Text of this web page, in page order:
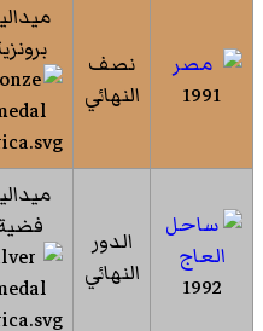
1991
نصف
النهائي
1992
الدور
النهائي